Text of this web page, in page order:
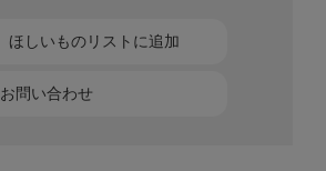
お問い合わせ
ほしいものリストに追加